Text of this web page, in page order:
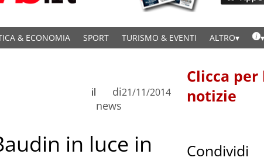
& ECONOMIA SPORT TURISMO & EVENTI ALTRO
di
news
il 21/11/2014
in luce in
Clicca
notizie
Condividi